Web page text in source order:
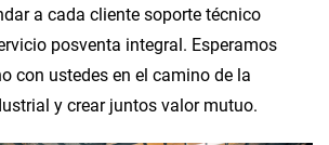
a cada cliente soporte técnico
posventa integral. Esperamos
con ustedes en el camino de la
y crear juntos valor mutuo.